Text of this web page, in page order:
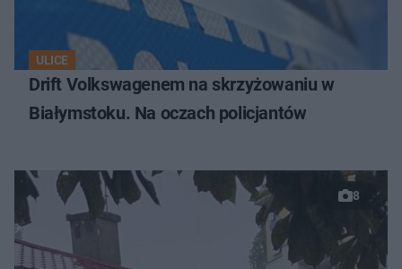
ULICE
Drift Volkswagenem na skrzyżowaniu w
Białymstoku. Na oczach policjantów
8